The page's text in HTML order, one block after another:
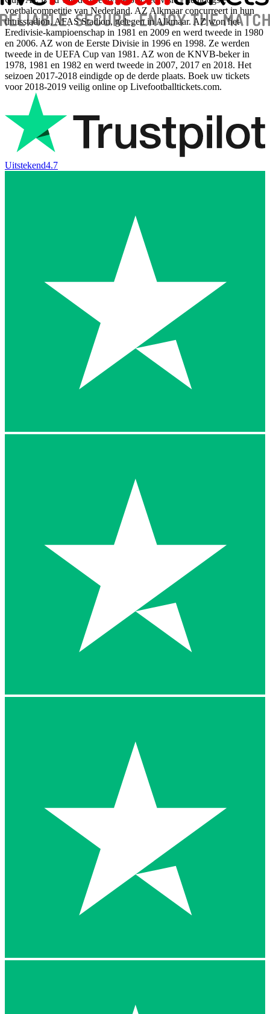
voetbalcompetitie van Nederland. AZ Alkmaar concurreert in hun
thuisstadion, AFAS Stadion, gelegen in Alkmaar. AZ won het
Eredivisie-kampioenschap in 1981 en 2009 en werd tweede in 1980
en 2006. AZ won de Eerste Divisie in 1996 en 1998. Ze werden
tweede in de UEFA Cup van 1981. AZ won de KNVB-beker in
1978, 1981 en 1982 en werd tweede in 2007, 2017 en 2018. Het
seizoen 2017-2018 eindigde op de derde plaats. Boek uw tickets
voor 2018-2019 veilig online op Livefootballtickets.com.
Uitstekend4.7